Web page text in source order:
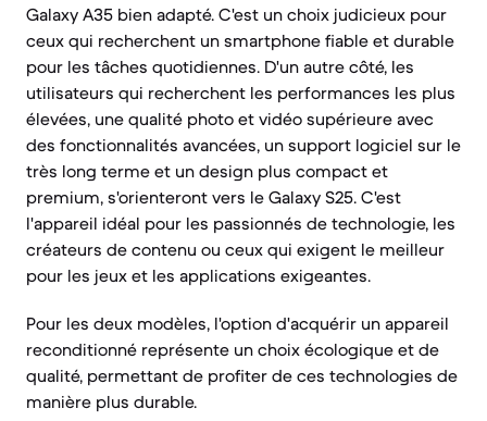
Galaxy A35 bien adapté. C'est un choix judicieux pour
ceux qui recherchent un smartphone fiable et durable
pour les tâches quotidiennes. D'un autre côté, les
utilisateurs qui recherchent les performances les plus
élevées, une qualité photo et vidéo supérieure avec
des fonctionnalités avancées, un support logiciel sur le
très long terme et un design plus compact et
premium, s'orienteront vers le Galaxy S25. C'est
l'appareil idéal pour les passionnés de technologie, les
créateurs de contenu ou ceux qui exigent le meilleur
pour les jeux et les applications exigeantes.
Pour les deux modèles, l'option d'acquérir un appareil
reconditionné représente un choix écologique et de
qualité, permettant de profiter de ces technologies de
manière plus durable.